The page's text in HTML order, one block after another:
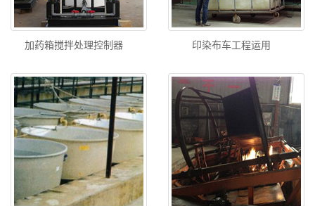
加药箱搅拌处理控制器 印染布车工程运用